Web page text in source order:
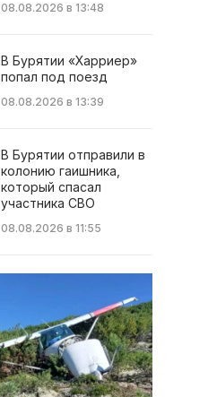
08.08.2026 в 13:48
В Бурятии «Харриер»
попал под поезд
08.08.2026 в 13:39
В Бурятии отправили в
колонию гаишника,
который спасал
участника СВО
08.08.2026 в 11:55